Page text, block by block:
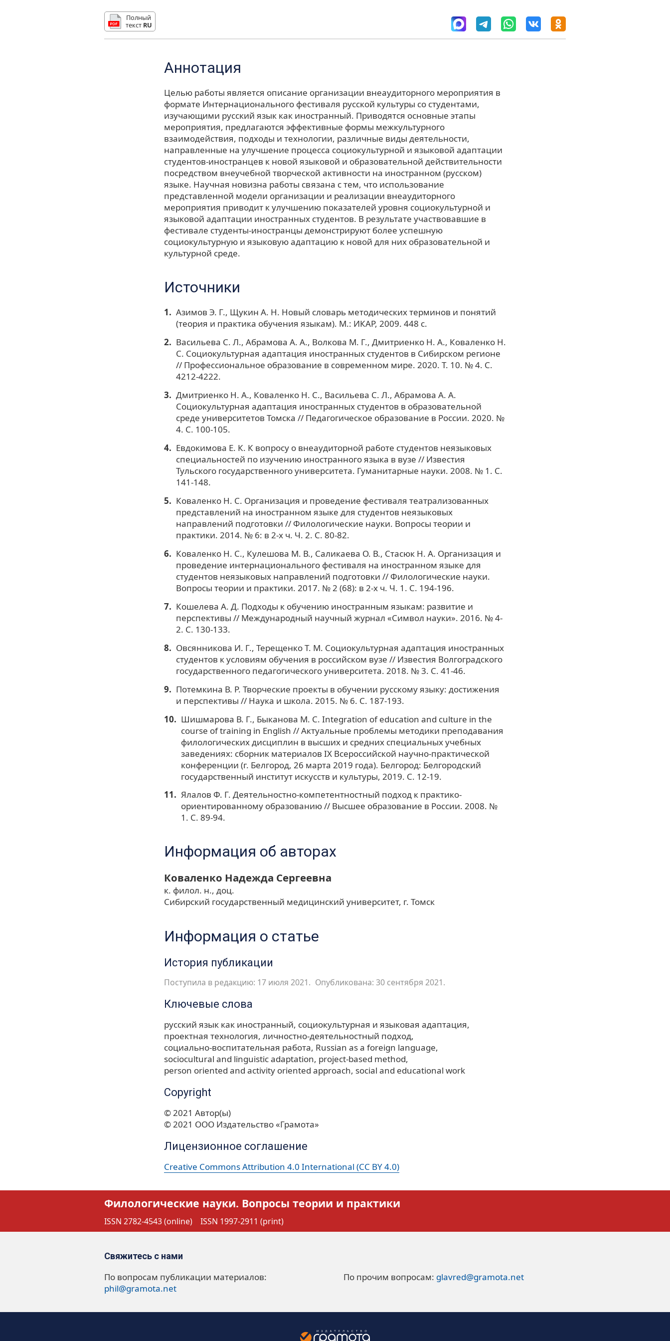
Полный
текст RU
Аннотация
Целью работы является описание организации внеаудиторного мероприятия в
формате Интернационального фестиваля русской культуры со студентами,
изучающими русский язык как иностранный. Приводятся основные этапы
мероприятия, предлагаются эффективные формы межкультурного
взаимодействия, подходы и технологии, различные виды деятельности,
направленные на улучшение процесса социокультурной и языковой адаптации
студентов-иностранцев к новой языковой и образовательной действительности
посредством внеучебной творческой активности на иностранном (русском)
языке. Научная новизна работы связана с тем, что использование
представленной модели организации и реализации внеаудиторного
мероприятия приводит к улучшению показателей уровня социокультурной и
языковой адаптации иностранных студентов. В результате участвовавшие в
фестивале студенты-иностранцы демонстрируют более успешную
социокультурную и языковую адаптацию к новой для них образовательной и
культурной среде.
Источники
Азимов Э. Г., Щукин А. Н. Новый словарь методических терминов и понятий
(теория и практика обучения языкам). М.: ИКАР, 2009. 448 с.
Васильева С. Л., Абрамова А. А., Волкова М. Г., Дмитриенко Н. А., Коваленко Н.
С. Социокультурная адаптация иностранных студентов в Сибирском регионе
// Профессиональное образование в современном мире. 2020. Т. 10. № 4. С.
4212-4222.
Дмитриенко Н. А., Коваленко Н. С., Васильева С. Л., Абрамова А. А.
Социокультурная адаптация иностранных студентов в образовательной
среде университетов Томска // Педагогическое образование в России. 2020. №
4. С. 100-105.
Евдокимова Е. К. К вопросу о внеаудиторной работе студентов неязыковых
специальностей по изучению иностранного языка в вузе // Известия
Тульского государственного университета. Гуманитарные науки. 2008. № 1. С.
141-148.
Коваленко Н. С. Организация и проведение фестиваля театрализованных
представлений на иностранном языке для студентов неязыковых
направлений подготовки // Филологические науки. Вопросы теории и
практики. 2014. № 6: в 2-х ч. Ч. 2. C. 80-82.
Коваленко Н. С., Кулешова М. В., Саликаева О. В., Стасюк Н. А. Организация и
проведение интернационального фестиваля на иностранном языке для
студентов неязыковых направлений подготовки // Филологические науки.
Вопросы теории и практики. 2017. № 2 (68): в 2-х ч. Ч. 1. C. 194-196.
Кошелева А. Д. Подходы к обучению иностранным языкам: развитие и
перспективы // Международный научный журнал «Символ науки». 2016. № 4-
2. С. 130-133.
Овсянникова И. Г., Терещенко Т. М. Социокультурная адаптация иностранных
студентов к условиям обучения в российском вузе // Известия Волгоградского
государственного педагогического университета. 2018. № 3. С. 41-46.
Потемкина В. Р. Творческие проекты в обучении русскому языку: достижения
и перспективы // Наука и школа. 2015. № 6. С. 187-193.
Шишмарова В. Г., Быканова М. С. Integration of education and culture in the
course of training in English // Актуальные проблемы методики преподавания
филологических дисциплин в высших и средних специальных учебных
заведениях: сборник материалов IX Всероссийской научно-практической
конференции (г. Белгород, 26 марта 2019 года). Белгород: Белгородский
государственный институт искусств и культуры, 2019. С. 12-19.
Ялалов Ф. Г. Деятельностно-компетентностный подход к практико-
ориентированному образованию // Высшее образование в России. 2008. №
1. С. 89-94.
Информация об авторах
Коваленко Надежда Сергеевна
к. филол. н., доц.
Сибирский государственный медицинский университет, г. Томск
Информация о статье
История публикации
Поступила в редакцию: 17 июля 2021. Опубликована: 30 сентября 2021.
Ключевые слова
русский язык как иностранный социокультурная и языковая адаптация
проектная технология личностно-деятельностный подход
социально-воспитательная работа Russian as a foreign language
sociocultural and linguistic adaptation project-based method
person oriented and activity oriented approach social and educational work
Copyright
© 2021 Автор(ы)
© 2021 ООО Издательство «Грамота»
Лицензионное соглашение
Creative Commons Attribution 4.0 International (CC BY 4.0)
Филологические науки. Вопросы теории и практики
ISSN 2782-4543 (online) ISSN 1997-2911 (print)
Свяжитесь с нами
По вопросам публикации материалов:
phil@gramota.net
По прочим вопросам: glavred@gramota.net